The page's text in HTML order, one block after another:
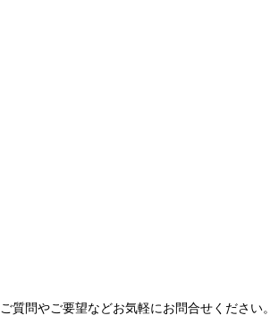
ご質問やご要望などお気軽にお問合せください。